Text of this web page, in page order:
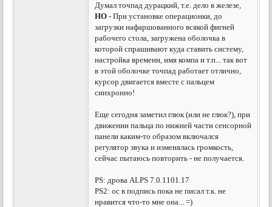
Думал точпад дурацкий, т.е. дело в железе,
НО - При установке операционки, до
загрузки нафаршованного всякой фигней
рабочего стола, загружена оболочка в
которой спрашивают куда ставить систему,
настройка времени, имя компа и т.п... так вот
в этой оболочке точпад работает отлично,
курсор двигается вместе с пальцем
синхронно!
Еще сегодня заметил глюк (или не глюк?), при
движении пальца по нижней части сенсорной
панели каким-то образом включался
регулятор звука и изменялась громкость,
сейчас пытаюсь повторить - не получается.
PS: дрова ALPS 7.0.1101.17
PS2: ос в подпись пока не писал т.к. не
нравится что-то мне она... =)